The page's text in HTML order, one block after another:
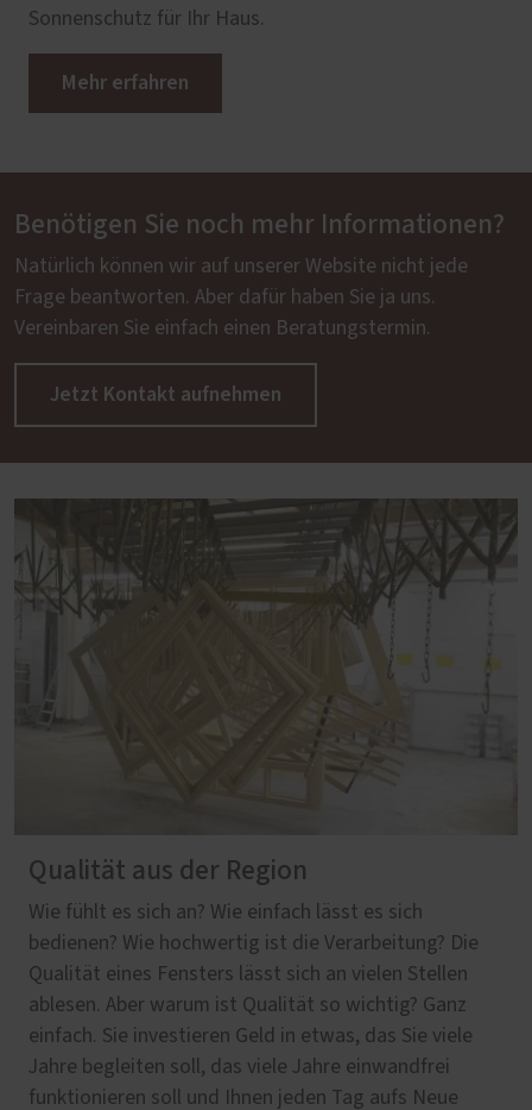
Sonnenschutz für Ihr Haus.
Mehr erfahren
Benötigen Sie noch mehr Informationen?
Natürlich können wir auf unserer Website nicht jede
Frage beantworten. Aber dafür haben Sie ja uns.
Vereinbaren Sie einfach einen Beratungstermin.
Jetzt Kontakt aufnehmen
Qualität aus der Region
Wie fühlt es sich an? Wie einfach lässt es sich
bedienen? Wie hochwertig ist die Verarbeitung? Die
Qualität eines Fensters lässt sich an vielen Stellen
ablesen. Aber warum ist Qualität so wichtig? Ganz
einfach. Sie investieren Geld in etwas, das Sie viele
Jahre begleiten soll, das viele Jahre einwandfrei
funktionieren soll und Ihnen jeden Tag aufs Neue